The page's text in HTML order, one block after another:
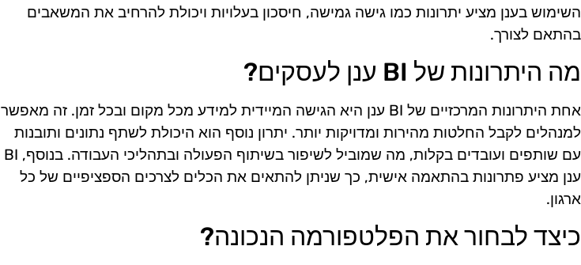
השימוש בענן מציע יתרונות כמו גישה גמישה, חיסכון בעלויות ויכולת להרחיב את המשאבים
בהתאם לצורך.
מה היתרונות של BI ענן לעסקים?
אחת היתרונות המרכזיים של BI ענן היא הגישה המיידית למידע מכל מקום ובכל זמן. זה מאפשר
למנהלים לקבל החלטות מהירות ומדויקות יותר. יתרון נוסף הוא היכולת לשתף נתונים ותובנות
עם שותפים ועובדים בקלות, מה שמוביל לשיפור בשיתוף הפעולה ובתהליכי העבודה. בנוסף, BI
ענן מציע פתרונות בהתאמה אישית, כך שניתן להתאים את הכלים לצרכים הספציפיים של כל
ארגון.
כיצד לבחור את הפלטפורמה הנכונה?